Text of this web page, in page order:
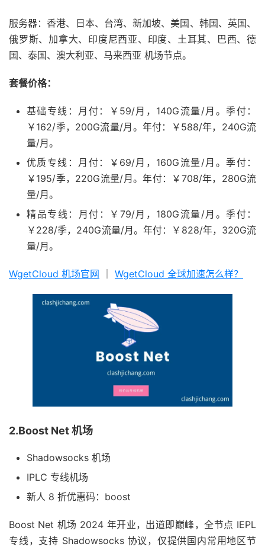
服务器：香港、日本、台湾、新加坡、美国、韩国、英国、
俄罗斯、加拿大、印度尼西亚、印度、土耳其、巴西、德
国、泰国、澳大利亚、马来西亚 机场节点。
套餐价格：
基础专线：月付：￥59/月，140G流量/月。季付：
￥162/季，200G流量/月。年付：￥588/年，240G流
量/月。
优质专线：月付：￥69/月，160G流量/月。季付：
￥195/季，220G流量/月。年付：￥708/年，280G流
量/月。
精品专线：月付：￥79/月，180G流量/月。季付：
￥228/季，240G流量/月。年付：￥828/年，320G流
量/月。
WgetCloud 机场官网 WgetCloud 全球加速怎么样？
2.Boost Net 机场
Shadowsocks 机场
IPLC 专线机场
新人 8 折优惠码：boost
Boost Net 机场 2024 年开业，出道即巅峰，全节点 IEPL
专线，支持 Shadowsocks 协议，仅提供国内常用地区节